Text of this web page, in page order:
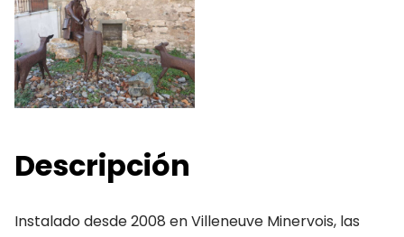
Descripción
Instalado desde 2008 en Villeneuve Minervois, las